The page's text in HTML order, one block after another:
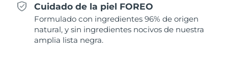
Cuidado de la piel FOREO
Formulado con ingredientes 96% de origen
natural, y sin ingredientes nocivos de nuestra
amplia lista negra.
Corea del Sur Entrega prevista8/13/26
España